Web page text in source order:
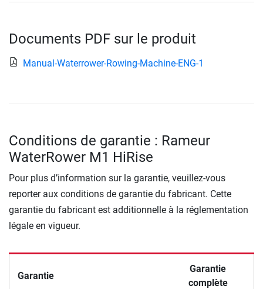
Documents PDF sur le produit
Manual-Waterrower-Rowing-Machine-ENG-1
Conditions de garantie : Rameur
WaterRower M1 HiRise
Pour plus d’information sur la garantie, veuillez-vous
reporter aux conditions de garantie du fabricant. Cette
garantie du fabricant est additionnelle à la réglementation
légale en vigueur.
Garantie
Garantie
complète